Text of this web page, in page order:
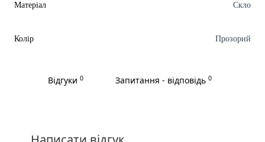
Матеріал Скло
Колір Прозорий
Відгуки 0 Запитання - відповідь 0